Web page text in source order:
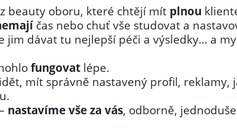
beauty oboru, které chtějí mít plnou
čas nebo chuť vše studovat a
jim dávat tu nejlepší péči a výsledky… a
fungovat lépe.
mít správně nastavený profil, reklamy,
nastavíme vše za vás, odborně,